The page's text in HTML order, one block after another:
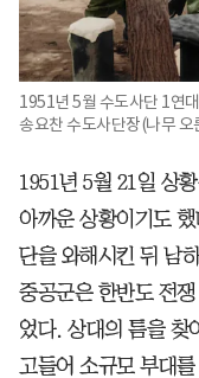
1951년 5월 수도사단 1연
송요찬 수도사단장(나무
1951년 5월 21일 상
아까운 상황이기도
단을 와해시킨 뒤 남
중공군은 한반도 전
었다. 상대의 틈을 찾
고들어 소규모 부대